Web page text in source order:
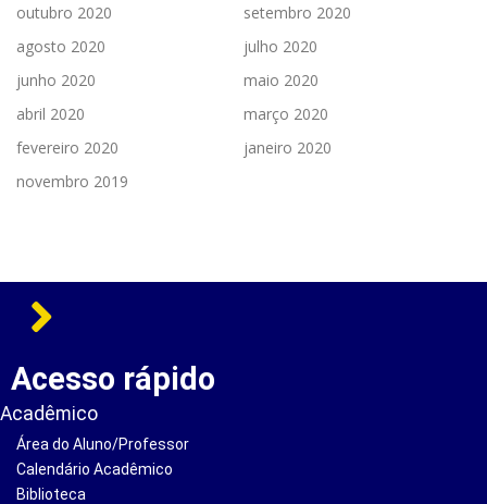
outubro 2020
setembro 2020
agosto 2020
julho 2020
junho 2020
maio 2020
abril 2020
março 2020
fevereiro 2020
janeiro 2020
novembro 2019
Acesso rápido
Acadêmico
Área do Aluno/Professor
Calendário Acadêmico
Biblioteca